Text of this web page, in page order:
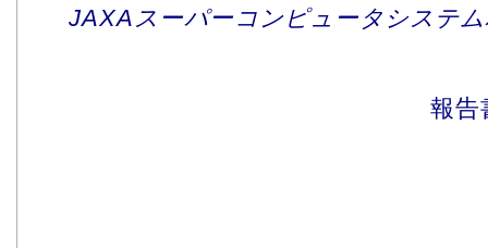
JAXAスーパーコンピュータシステ
報告